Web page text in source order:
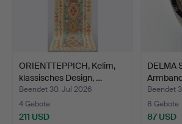
ORIENTTEPPICH, Kelim,
klassisches Design, …
Beendet 30. Jul 2026
4 Gebote
211 USD
DELMA
…
Beendet
8 Gebote
87 USD